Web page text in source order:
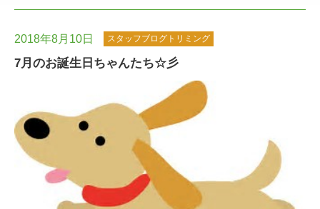
2018年8月10日 スタッフブログトリミング
7月のお誕生日ちゃんたち☆彡